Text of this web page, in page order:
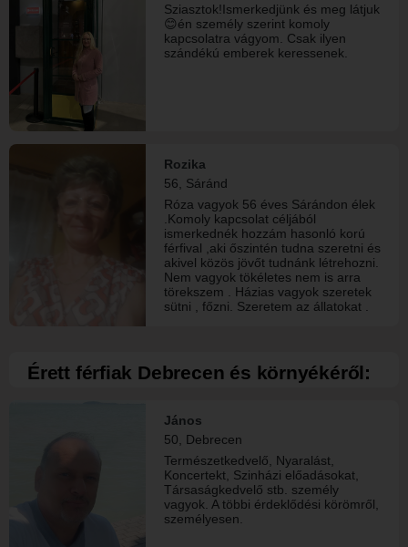
Sziasztok!Ismerkedjünk és meg látjuk
😊én személy szerint komoly
kapcsolatra vágyom. Csak ilyen
szándékú emberek keressenek.
Rozika
56, Sáránd
Róza vagyok 56 éves Sárándon élek
.Komoly kapcsolat céljából
ismerkednék hozzám hasonló korú
férfival ,aki őszintén tudna szeretni és
akivel közös jövőt tudnánk létrehozni.
Nem vagyok tökéletes nem is arra
törekszem . Házias vagyok szeretek
sütni , főzni. Szeretem az állatokat .
Érett férfiak Debrecen és környékéről:
János
50, Debrecen
Természetkedvelő, Nyaralást,
Koncertekt, Szinházi előadásokat,
Társaságkedvelő stb. személy
vagyok. A többi érdeklődési körömről,
személyesen.